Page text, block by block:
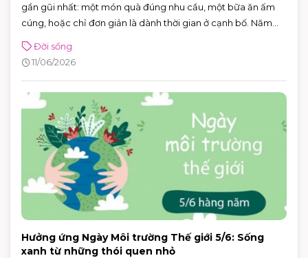
gần gũi nhất: một món quà đúng nhu cầu, một bữa ăn ấm
cúng, hoặc chỉ đơn giản là dành thời gian ở cạnh bố. Năm
thứ ba của tháng 6) — rất tiện để cả nhà lên lịch đi chơi, mua
sắm và ăn uống trong một buổi.
Đời sống
11/06/2026
Hưởng ứng Ngày Môi trường Thế giới 5/6: Sống
xanh từ những thói quen nhỏ